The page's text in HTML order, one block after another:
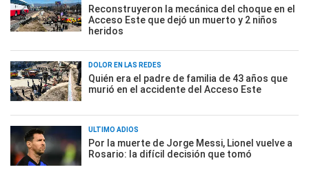
Reconstruyeron la mecánica del choque en el
Acceso Este que dejó un muerto y 2 niños
heridos
DOLOR EN LAS REDES
Quién era el padre de familia de 43 años que
murió en el accidente del Acceso Este
ÚLTIMO ADIÓS
Por la muerte de Jorge Messi, Lionel vuelve a
Rosario: la difícil decisión que tomó